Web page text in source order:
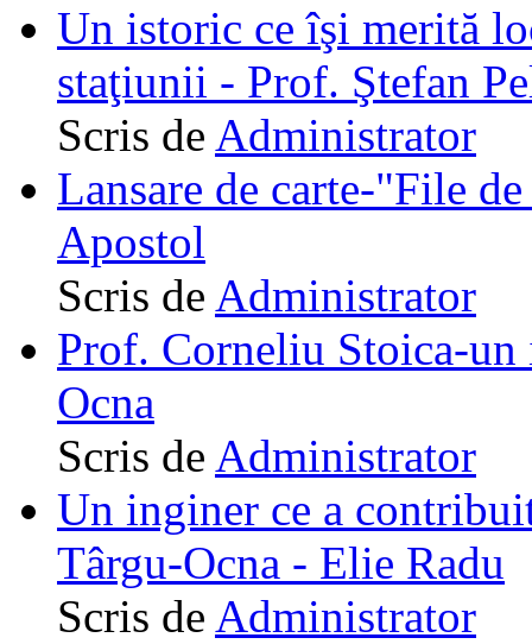
Un istoric ce îşi merită
staţiunii - Prof. Ştefan
Scris de Administrator
Lansare de carte-"File
Apostol
Scris de Administrator
Prof. Corneliu Stoica-
Ocna
Scris de Administrator
Un inginer ce a
Târgu-Ocna - Elie Radu
Scris de Administrator